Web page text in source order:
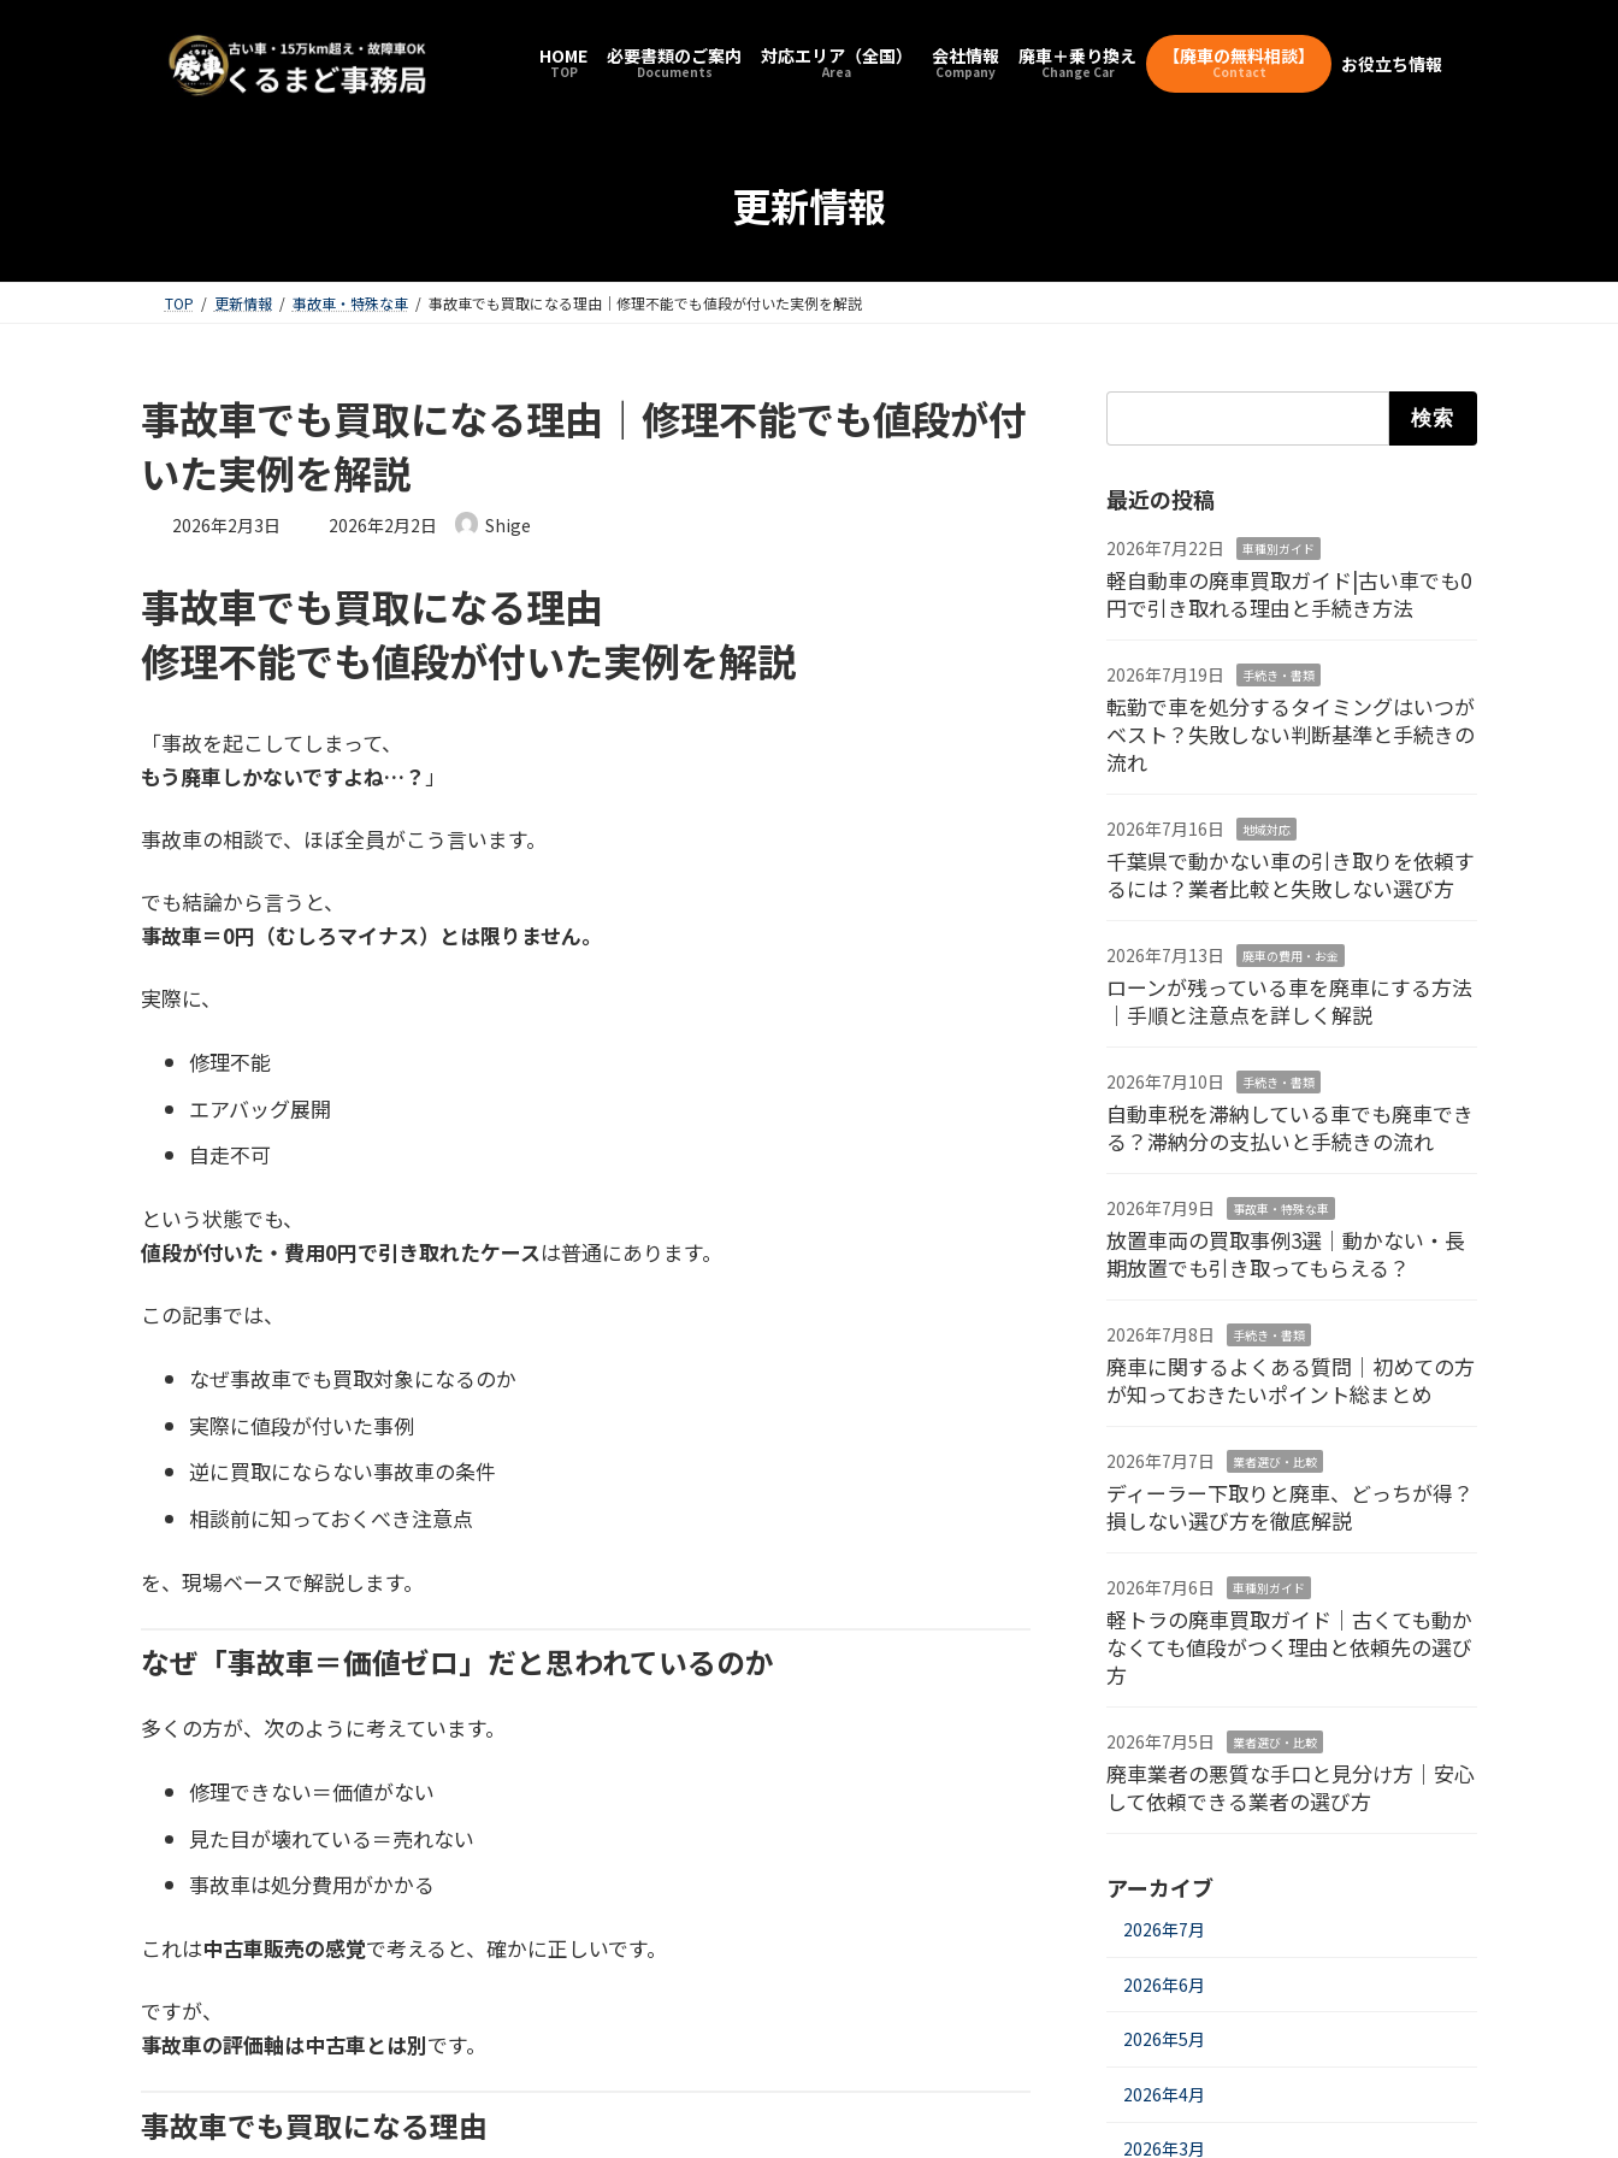
HOME
TOP
必要書類のご案内
Documents
対応エリア（全国）
Area
会社情報
Company
廃車＋乗り換え
Change Car
【廃車の無料相談】
Contact お役立ち情報
更新情報
TOP 更新情報 事故車・特殊な車 事故車でも買取になる理由｜修理不能でも値段が付いた実例を解説
事故車でも買取になる理由｜修理不能でも値段が付
いた実例を解説
2026年2月3日 最終更新日時 :
2026年2月2日 Shige
事故車でも買取になる理由
修理不能でも値段が付いた実例を解説
「事故を起こしてしまって、
もう廃車しかないですよね…？ 」
事故車の相談で、ほぼ全員がこう言います。
でも結論から言うと、
事故車＝0円（むしろマイナス）とは限りません。
実際に、
修理不能
エアバッグ展開
自走不可
という状態でも、
値段が付いた・費用0円で引き取れたケースは普通にあります。
この記事では、
なぜ事故車でも買取対象になるのか
実際に値段が付いた事例
逆に買取にならない事故車の条件
相談前に知っておくべき注意点
を、現場ベースで解説します。
なぜ「事故車＝価値ゼロ」だと思われているのか
多くの方が、次のように考えています。
修理できない＝価値がない
見た目が壊れている＝売れない
事故車は処分費用がかかる
これは中古車販売の感覚で考えると、確かに正しいです。
ですが、
事故車の評価軸は中古車とは別です。
事故車でも買取になる理由
最近の投稿
2026年7月22日 車種別ガイド
軽自動車の廃車買取ガイド|古い車でも0
円で引き取れる理由と手続き方法
2026年7月19日 手続き・書類
転勤で車を処分するタイミングはいつが
ベスト？失敗しない判断基準と手続きの
流れ
2026年7月16日 地域対応
千葉県で動かない車の引き取りを依頼す
るには？業者比較と失敗しない選び方
2026年7月13日 廃車の費用・お金
ローンが残っている車を廃車にする方法
｜手順と注意点を詳しく解説
2026年7月10日 手続き・書類
自動車税を滞納している車でも廃車でき
る？滞納分の支払いと手続きの流れ
2026年7月9日 事故車・特殊な車
放置車両の買取事例3選｜動かない・長
期放置でも引き取ってもらえる？
2026年7月8日 手続き・書類
廃車に関するよくある質問｜初めての方
が知っておきたいポイント総まとめ
2026年7月7日 業者選び・比較
ディーラー下取りと廃車、どっちが得？
損しない選び方を徹底解説
2026年7月6日 車種別ガイド
軽トラの廃車買取ガイド｜古くても動か
なくても値段がつく理由と依頼先の選び
方
2026年7月5日 業者選び・比較
廃車業者の悪質な手口と見分け方｜安心
して依頼できる業者の選び方
アーカイブ
2026年7月
2026年6月
2026年5月
2026年4月
2026年3月